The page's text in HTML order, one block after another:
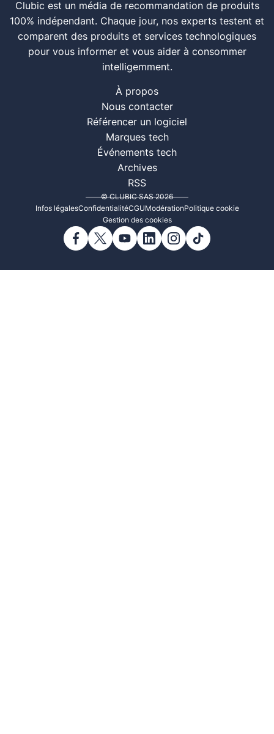
Clubic est un média de recommandation de produits
100% indépendant. Chaque jour, nos experts testent et
comparent des produits et services technologiques
pour vous informer et vous aider à consommer
intelligemment.
À propos
Nous contacter
Référencer un logiciel
Marques tech
Événements tech
Archives
RSS
© CLUBIC SAS 2026
Infos légalesConfidentialitéCGUModérationPolitique cookie
Gestion des cookies